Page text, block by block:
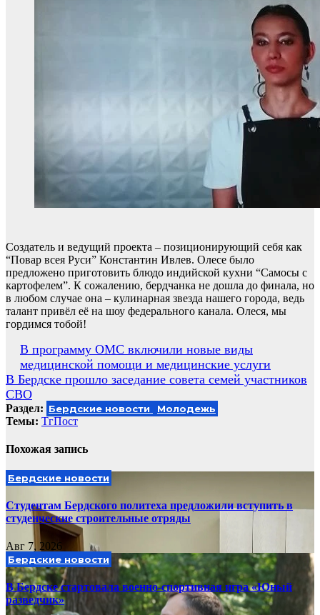
Создатель и ведущий проекта – позиционирующий себя как
“Повар всея Руси” Константин Ивлев. Олесе было
предложено приготовить блюдо индийской кухни “Самосы с
картофелем”. К сожалению, бердчанка не дошла до финала, но
в любом случае она – кулинарная звезда нашего города, ведь
талант привёл её на шоу федерального канала. Олеся, мы
гордимся тобой!
Навигация
по
записям
В программу ОМС включили новые виды
медицинской помощи и медицинские услуги
В Бердске прошло заседание совета семей участников
СВО
Раздел: Бердские новости Молодежь
Темы: ТгПост
Похожая запись
Бердские новости
Студентам Бердского политеха предложили вступить в
студенческие строительные отряды
Авг 7, 2026
Бердские новости
В Бердске стартовала военно-спортивная игра «Юный
разведчик»